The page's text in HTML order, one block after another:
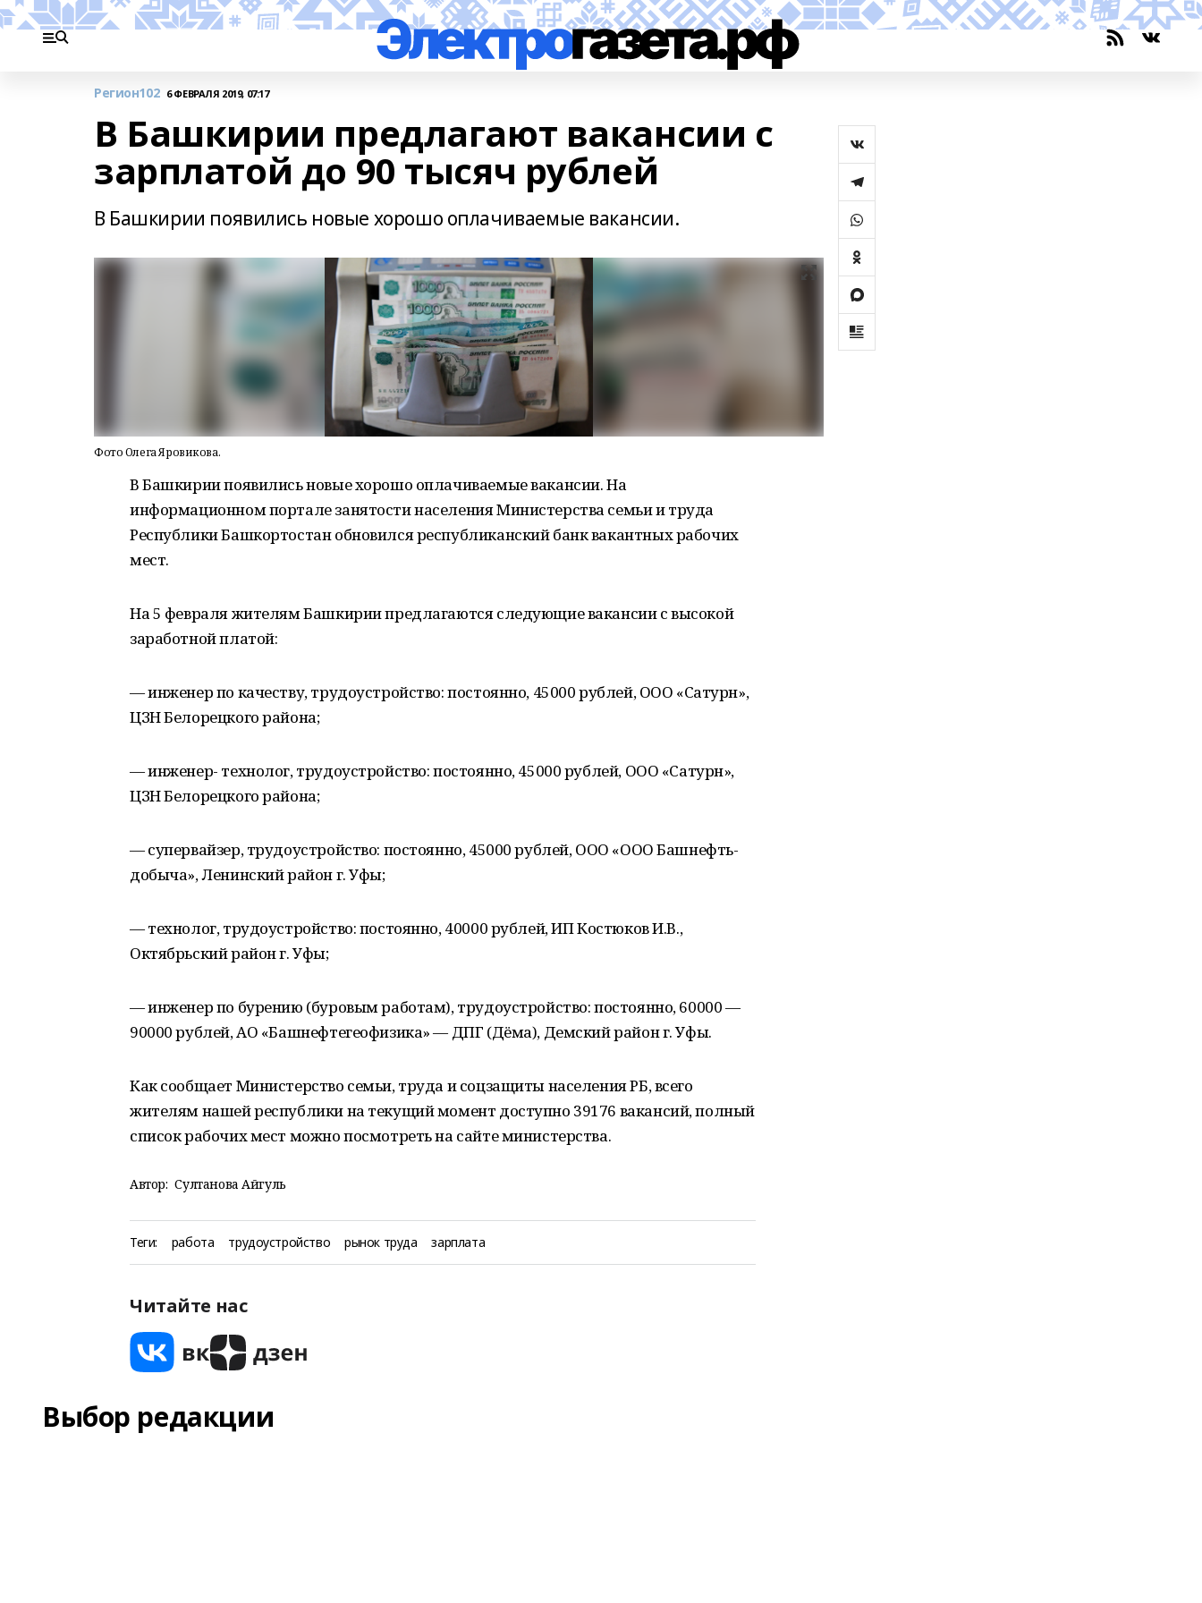
Регион102 6 ФЕВРАЛЯ 2019, 07:17
В Башкирии предлагают вакансии с
зарплатой до 90 тысяч рублей
В Башкирии появились новые хорошо оплачиваемые вакансии.
Фото Олега Яровикова.
В Башкирии появились новые хорошо оплачиваемые вакансии. На
информационном портале занятости населения Министерства семьи и труда
Республики Башкортостан обновился республиканский банк вакантных рабочих
мест.
На 5 февраля жителям Башкирии предлагаются следующие вакансии с высокой
заработной платой:
— инженер по качеству, трудоустройство: постоянно, 45000 рублей, ООО «Сатурн»,
ЦЗН Белорецкого района;
— инженер- технолог, трудоустройство: постоянно, 45000 рублей, ООО «Сатурн»,
ЦЗН Белорецкого района;
— супервайзер, трудоустройство: постоянно, 45000 рублей, ООО «ООО Башнефть-
добыча», Ленинский район г. Уфы;
— технолог, трудоустройство: постоянно, 40000 рублей, ИП Костюков И.В.,
Октябрьский район г. Уфы;
— инженер по бурению (буровым работам), трудоустройство: постоянно, 60000 —
90000 рублей, АО «Башнефтегеофизика» — ДПГ (Дёма), Демский район г. Уфы.
Как сообщает Министерство семьи, труда и соцзащиты населения РБ, всего
жителям нашей республики на текущий момент доступно 39176 вакансий, полный
список рабочих мест можно посмотреть на сайте министерства.
Автор: Султанова Айгуль
Теги: работа трудоустройство рынок труда зарплата
Читайте нас
Выбор редакции